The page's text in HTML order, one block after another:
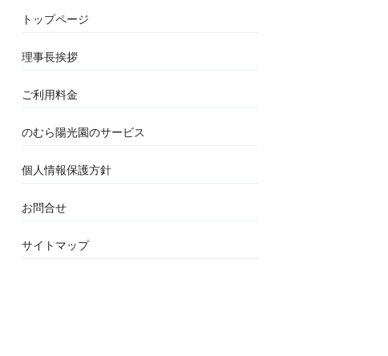
トップページ
理事長挨拶
ご利用料金
のむら陽光園のサービス
個人情報保護方針
お問合せ
サイトマップ